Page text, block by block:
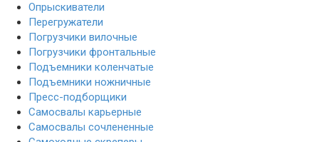
Опрыскиватели
Перегружатели
Погрузчики вилочные
Погрузчики фронтальные
Подъемники коленчатые
Подъемники ножничные
Пресс-подборщики
Самосвалы карьерные
Самосвалы сочлененные